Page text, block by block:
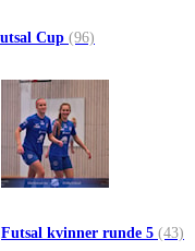
Cup (96)
Futsal kvinner runde 5 (43)